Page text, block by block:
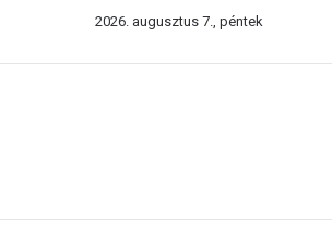
2026. augusztus 7., péntek